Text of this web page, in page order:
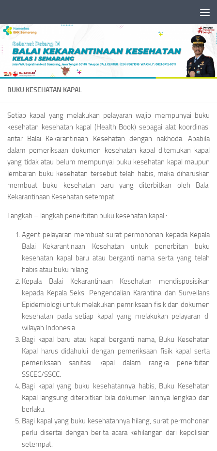
BUKU KESEHATAN KAPAL
Setiap kapal yang melakukan pelayaran wajib mempunyai buku
kesehatan kesehatan kapal (Health Book) sebagai alat koordinasi
antar Balai Kekarantinaan Kesehatan dengan nakhoda. Apabila
dalam pemeriksaan dokumen kesehatan kapal ditemukan kapal
yang tidak atau belum mempunyai buku kesehatan kapal maupun
lembaran buku kesehatan tersebut telah habis, maka diharuskan
membuat buku kesehatan baru yang diterbitkan oleh Balai
Kekarantinaan Kesehatan setempat
Langkah – langkah penerbitan buku kesehatan kapal :
Agent pelayaran membuat surat permohonan kepada Kepala
Balai Kekarantinaan Kesehatan untuk penerbitan buku
kesehatan kapal baru atau berganti nama serta yang telah
habis atau buku hilang
Kepala Balai Kekarantinaan Kesehatan mendisposisikan
kepada Kepala Seksi Pengendalian Karantina dan Surveilans
Epidemiologi untuk melakukan pemriksaan fisik dan dokumen
kesehatan pada setiap kapal yang melakukan pelayaran di
wilayah Indonesia.
Bagi kapal baru atau kapal berganti nama, Buku Kesehatan
Kapal harus didahului dengan pemeriksaan fisik kapal serta
pemeriksaan sanitasi kapal dalam rangka penerbitan
SSCEC/SSCC.
Bagi kapal yang buku kesehatannya habis, Buku Kesehatan
Kapal langsung diterbitkan bila dokumen lainnya lengkap dan
berlaku.
Bagi kapal yang buku kesehatannya hilang, surat permohonan
perlu disertai dengan berita acara kehilangan dari kepolisian
setempat.